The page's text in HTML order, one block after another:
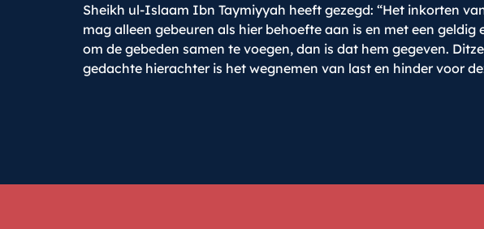
Sheikh ul-Islaam Ibn Taymiyyah heeft gezegd: “Het inkorten
mag alleen gebeuren als hier behoefte aan is en met een
om de gebeden samen te voegen, dan is dat hem gegeven.
gedachte hierachter is het wegnemen van last en hinder voor